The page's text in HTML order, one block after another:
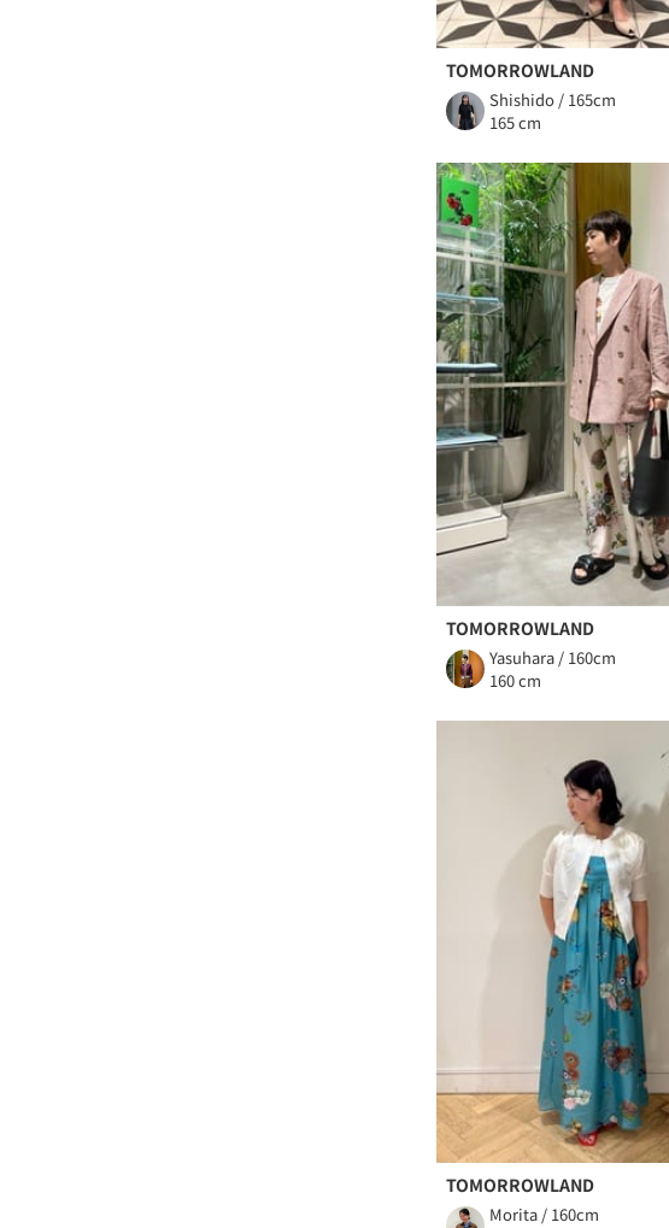
TOMORROWLAND
Shishido / 165cm
165 cm
TOMORROWLAND
Yasuhara / 160cm
160 cm
TOMORROWLAND
Morita / 160cm